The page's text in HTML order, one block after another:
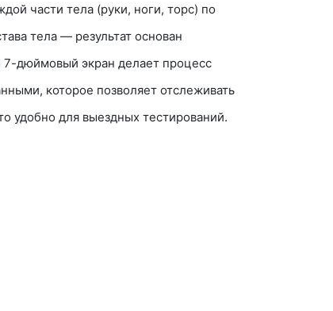
части тела (руки, ноги, торс) по
тела — результат основан
7-дюймовый экран делает процесс
которое позволяет отслеживать
удобно для выездных тестирований.